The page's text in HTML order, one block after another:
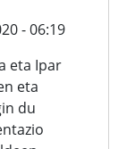
- 06:19
eta Ipar
eta
du